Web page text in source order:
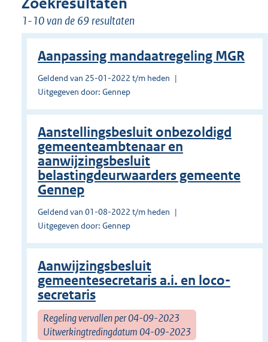
1-10 van de 69 resultaten
Aanpassing mandaatregeling MGR
Geldend van 25-01-2022 t/m heden
Uitgegeven door: Gennep
Aanstellingsbesluit onbezoldigd
gemeenteambtenaar en
aanwijzingsbesluit
belastingdeurwaarders gemeente
Gennep
Geldend van 01-08-2022 t/m heden
Uitgegeven door: Gennep
Aanwijzingsbesluit
gemeentesecretaris a.i. en loco-
secretaris
Regeling vervallen per 04-09-2023
Uitwerkingtredingdatum 04-09-2023